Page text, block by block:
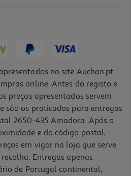
no site Auchan.pt
online. Antes do registo e
preços apresentados servem
são os praticados para entregas
2650-435 Amadora. Após o
e do código postal,
em vigor na loja que serve
Entregas apenas
de Portugal continental,